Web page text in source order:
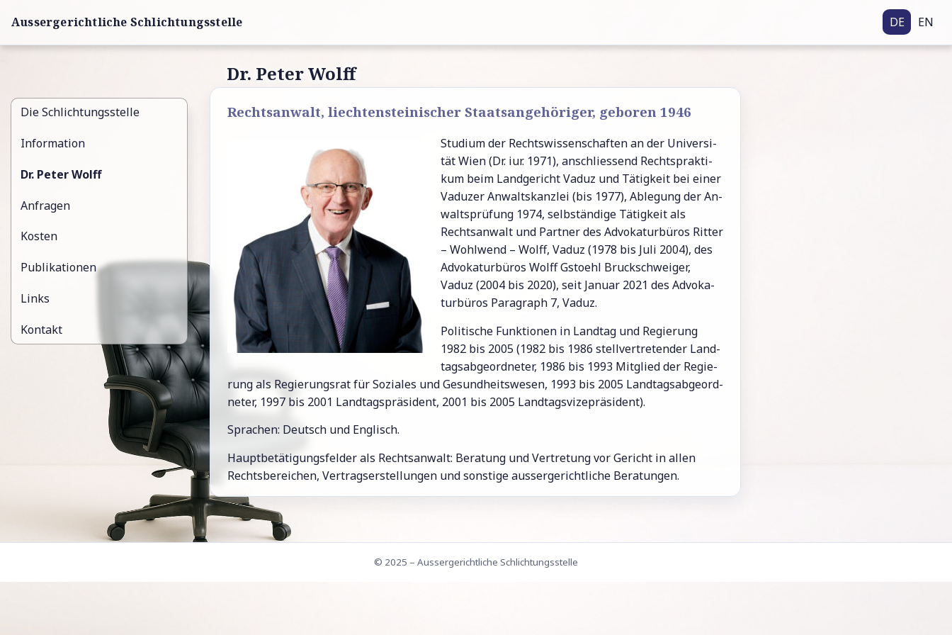
Aussergerichtliche Schlichtungsstelle DE EN
Die Schlichtungsstelle
Information
Dr. Peter Wolff
Anfragen
Kosten
Publikationen
Links
Kontakt
Dr. Peter Wolff
Rechtsanwalt, liechtensteinischer Staatsangehöriger, geboren 1946
Stu­di­um der Rechts­wis­sen­schaf­ten an der Uni­ver­si­
tät Wien (Dr. iur. 1971), an­schlies­send Rechts­prak­ti­
kum beim Land­ge­richt Vaduz und Tä­tig­keit bei einer
Vaduzer An­walts­kanz­lei (bis 1977), Ab­le­gung der An­
walts­prü­fung 1974, selbstän­di­ge Tä­tig­keit als
Rechts­an­walt und Part­ner des Ad­vo­ka­tur­bü­ros Ritter
– Wohl­wend – Wolff, Vaduz (1978 bis Juli 2004), des
Ad­vo­ka­tur­bü­ros Wolff Gstoehl Bruck­schwei­ger,
Vaduz (2004 bis 2020), seit Januar 2021 des Ad­vo­ka­
tur­bü­ros Pa­ra­graph 7, Vaduz.
Po­li­ti­sche Funk­tio­nen in Land­tag und Re­gie­rung
1982 bis 2005 (1982 bis 1986 stell­ver­tre­ten­der Land­
tags­ab­ge­ord­ne­ter, 1986 bis 1993 Mit­glied der Re­gie­
rung als Re­gie­rungs­rat für So­zia­les und Ge­sund­heits­we­sen, 1993 bis 2005 Land­tags­ab­ge­ord­
ne­ter, 1997 bis 2001 Land­tags­prä­si­dent, 2001 bis 2005 Land­tags­vi­ze­prä­si­dent).
Spra­chen: Deutsch und Eng­lisch.
Haupt­be­tä­ti­gungs­fel­der als Rechts­an­walt: Be­ra­tung und Ver­tre­tung vor Ge­richt in allen
Rechts­be­rei­chen, Ver­trags­er­stel­lun­gen und sons­ti­ge aus­ser­ge­richt­li­che Be­ra­tun­gen.
© 2025 – Aussergerichtliche Schlichtungsstelle